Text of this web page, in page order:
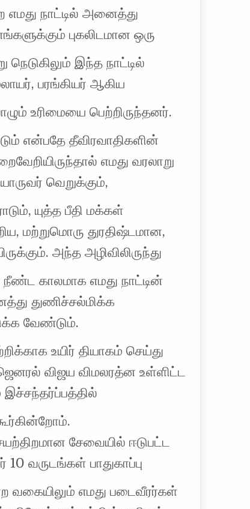
நாட்டில் அனைத்து
புகலிடமான ஒரு
நெடுகிலும் இந்த நாட்டில்
பரங்கியர் ஆகிய
உரிமையை பெற்றிருந்தனர்.
என்பதே தீவிரவாதிகளின்
எமது வரலாறு
வெறுக்கும்,
யுத்த பீதி மக்கள்
மற்றுமொரு துரதிஷ்டமான,
அந்த அழிவிலிருந்து
காலமாக எமது நாட்டின்
துணிச்சல்மிக்க
வேண்டும்.
உயிர் தியாகம் செய்து
விஜய விமலரத்ன உள்ளிட்ட
சேவையில் ஈடுபட்ட
வருடங்கள் பாதுகாப்பு
வகையிலும் எமது படைவீரர்கள்